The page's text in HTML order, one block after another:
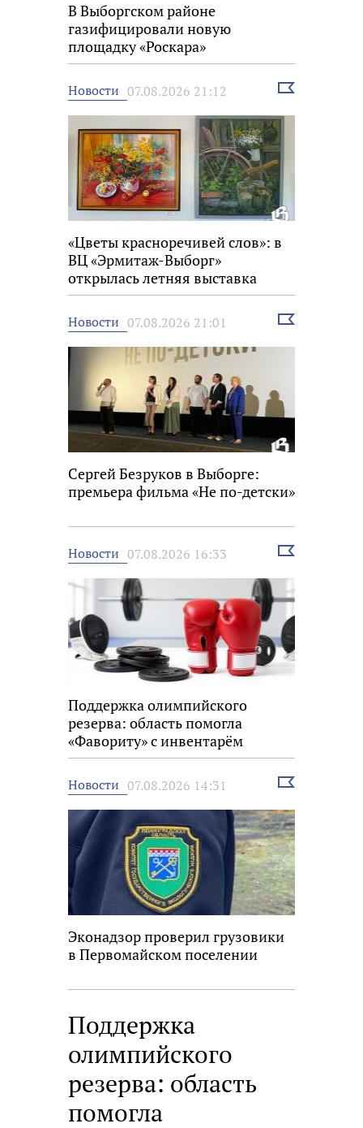
В Выборгском районе
газифицировали новую
площадку «Роскара»
Новости 07.08.2026 21:12
Выбрать
«Цветы красноречивей слов»: в
ВЦ «Эрмитаж-Выборг»
открылась летняя выставка
Новости 07.08.2026 21:01
Выбрать
Сергей Безруков в Выборге:
премьера фильма «Не по-детски»
Новости 07.08.2026 16:33
Выбрать
Поддержка олимпийского
резерва: область помогла
«Фавориту» с инвентарём
Новости 07.08.2026 14:31
Выбрать
Эконадзор проверил грузовики
в Первомайском поселении
Поддержка
олимпийского
резерва: область
помогла